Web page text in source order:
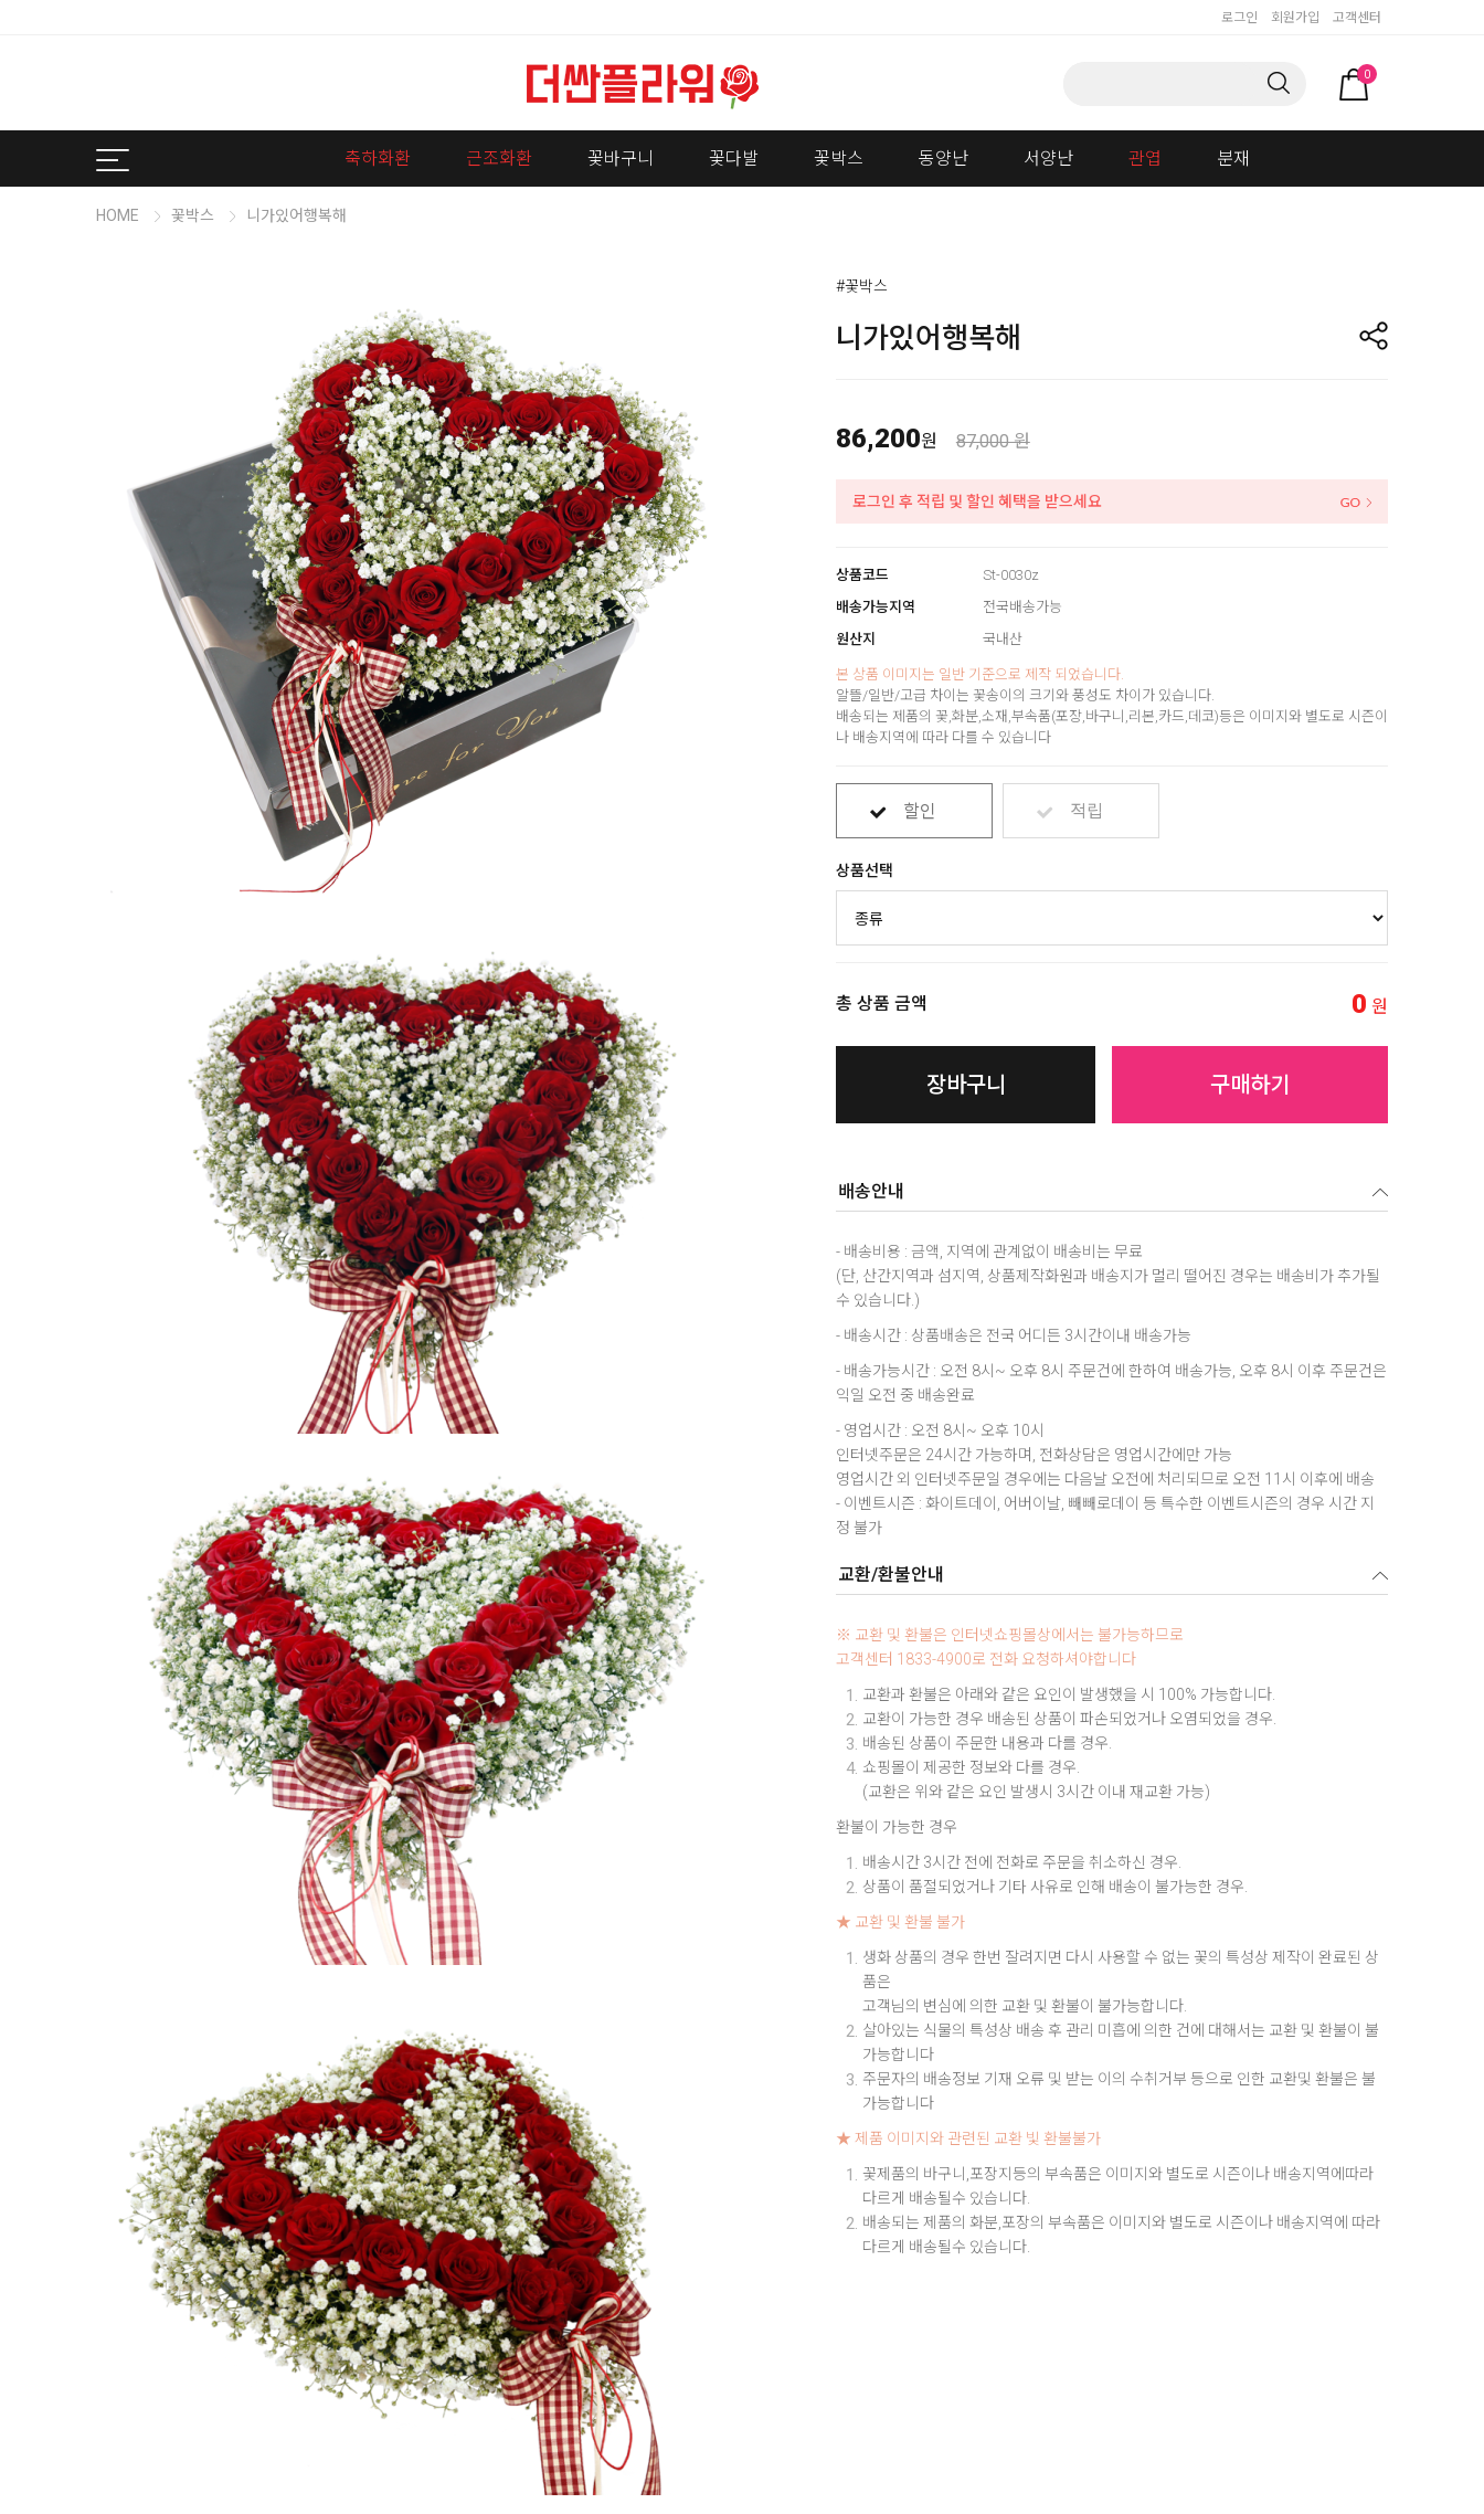
로그인 회원가입 고객센터
0
축하화환 근조화환 꽃바구니 꽃다발 꽃박스 동양난 서양난 관엽 분재
HOME 꽃박스 니가있어행복해
#꽃박스
니가있어행복해
86,200원 87,000 원
로그인 후 적립 및 할인 혜택을 받으세요
상품코드
St-0030z
배송가능지역
전국배송가능
원산지
국내산
본 상품 이미지는 일반 기준으로 제작 되었습니다.
알뜰/일반/고급 차이는 꽃송이의 크기와 풍성도 차이가 있습니다.
배송되는 제품의 꽃,화분,소재,부속품(포장,바구니,리본,카드,데코)등은 이미지와 별도로 시즌이
나 배송지역에 따라 다를 수 있습니다
할인 적립
상품선택
총 상품 금액 0 원
장바구니 구매하기
배송안내
- 배송비용 : 금액, 지역에 관계없이 배송비는 무료
(단, 산간지역과 섬지역, 상품제작화원과 배송지가 멀리 떨어진 경우는 배송비가 추가될
수 있습니다.)
- 배송시간 : 상품배송은 전국 어디든 3시간이내 배송가능
- 배송가능시간 : 오전 8시~ 오후 8시 주문건에 한하여 배송가능, 오후 8시 이후 주문건은
익일 오전 중 배송완료
- 영업시간 : 오전 8시~ 오후 10시
인터넷주문은 24시간 가능하며, 전화상담은 영업시간에만 가능
영업시간 외 인터넷주문일 경우에는 다음날 오전에 처리되므로 오전 11시 이후에 배송
- 이벤트시즌 : 화이트데이, 어버이날, 빼빼로데이 등 특수한 이벤트시즌의 경우 시간 지
정 불가
교환/환불안내
※ 교환 및 환불은 인터넷쇼핑몰상에서는 불가능하므로
고객센터 1833-4900로 전화 요청하셔야합니다
교환과 환불은 아래와 같은 요인이 발생했을 시 100% 가능합니다.
교환이 가능한 경우 배송된 상품이 파손되었거나 오염되었을 경우.
배송된 상품이 주문한 내용과 다를 경우.
쇼핑몰이 제공한 정보와 다를 경우.
(교환은 위와 같은 요인 발생시 3시간 이내 재교환 가능)
환불이 가능한 경우
배송시간 3시간 전에 전화로 주문을 취소하신 경우.
상품이 품절되었거나 기타 사유로 인해 배송이 불가능한 경우.
★ 교환 및 환불 불가
생화 상품의 경우 한번 잘려지면 다시 사용할 수 없는 꽃의 특성상 제작이 완료된 상
품은
고객님의 변심에 의한 교환 및 환불이 불가능합니다.
살아있는 식물의 특성상 배송 후 관리 미흡에 의한 건에 대해서는 교환 및 환불이 불
가능합니다
주문자의 배송정보 기재 오류 및 받는 이의 수취거부 등으로 인한 교환및 환불은 불
가능합니다
★ 제품 이미지와 관련된 교환 빛 환불불가
꽃제품의 바구니,포장지등의 부속품은 이미지와 별도로 시즌이나 배송지역에따라
다르게 배송될수 있습니다.
배송되는 제품의 화분,포장의 부속품은 이미지와 별도로 시즌이나 배송지역에 따라
다르게 배송될수 있습니다.